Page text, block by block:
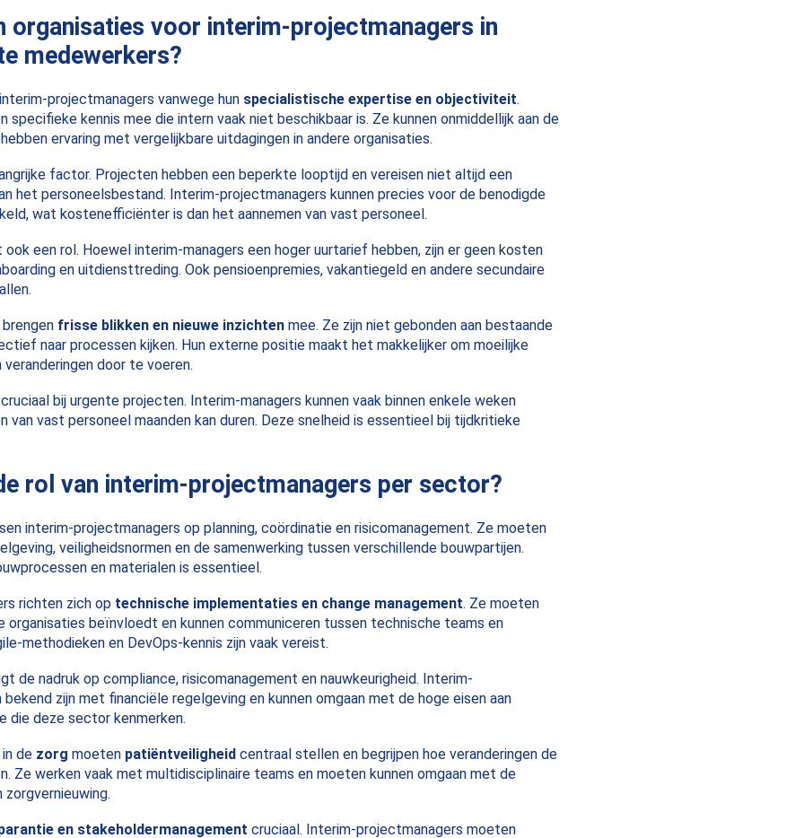
organisaties voor interim-projectmanagers in
medewerkers?
projectmanagers vanwege hun specialistische expertise en objectiviteit.
specifieke kennis mee die intern vaak niet beschikbaar is. Ze kunnen onmiddellijk aan de
ervaring met vergelijkbare uitdagingen in andere organisaties.
factor. Projecten hebben een beperkte looptijd en vereisen niet altijd een
het personeelsbestand. Interim-projectmanagers kunnen precies voor de benodigde
wat kostenefficiënter is dan het aannemen van vast personeel.
een rol. Hoewel interim-managers een hoger uurtarief hebben, zijn er geen kosten
en uitdiensttreding. Ook pensioenpremies, vakantiegeld en andere secundaire
frisse blikken en nieuwe inzichten mee. Ze zijn niet gebonden aan bestaande
naar processen kijken. Hun externe positie maakt het makkelijker om moeilijke
door te voeren.
bij urgente projecten. Interim-managers kunnen vaak binnen enkele weken
van vast personeel maanden kan duren. Deze snelheid is essentieel bij tijdkritieke
rol van interim-projectmanagers per sector?
interim-projectmanagers op planning, coördinatie en risicomanagement. Ze moeten
veiligheidsnormen en de samenwerking tussen verschillende bouwpartijen.
en materialen is essentieel.
richten zich op technische implementaties en change management. Ze moeten
organisaties beïnvloedt en kunnen communiceren tussen technische teams en
methodieken en DevOps-kennis zijn vaak vereist.
de nadruk op compliance, risicomanagement en nauwkeurigheid. Interim-
zijn met financiële regelgeving en kunnen omgaan met de hoge eisen aan
die deze sector kenmerken.
de zorg moeten patiëntveiligheid centraal stellen en begrijpen hoe veranderingen de
Ze werken vaak met multidisciplinaire teams en moeten kunnen omgaan met de
en stakeholdermanagement cruciaal. Interim-projectmanagers moeten